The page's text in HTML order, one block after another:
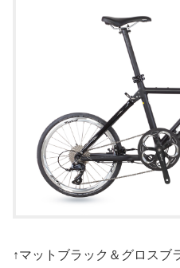
↑マットブラック＆グロスブ